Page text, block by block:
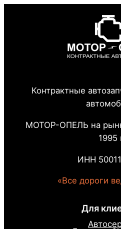
Контрактные
МОТОР-ОПЕЛЬ на
1995
ИНН
«Все дороги
Для